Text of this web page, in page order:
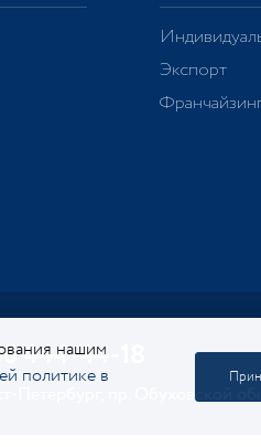
Экспорт
Франчайзинг
444-44-18
Петербург, пр. Обуховской
нашим
политике в